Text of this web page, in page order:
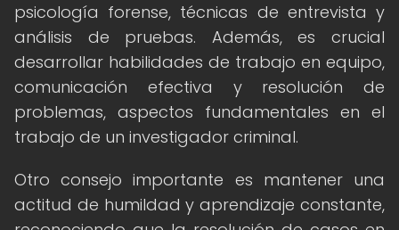
psicología forense, técnicas de entrevista y
análisis de pruebas. Además, es crucial
desarrollar habilidades de trabajo en equipo,
comunicación efectiva y resolución de
problemas, aspectos fundamentales en el
trabajo de un investigador criminal.
Otro consejo importante es mantener una
actitud de humildad y aprendizaje constante,